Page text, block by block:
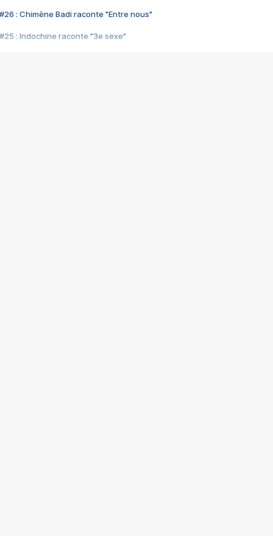
#26 : Chimène Badi raconte "Entre nous"
#25 : Indochine raconte "3e sexe"